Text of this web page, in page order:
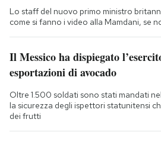
Lo staff del nuovo primo ministro
come si fanno i video alla Mamdani, se
Il Messico ha dispiegato
esportazioni di avocado
Oltre 1.500 soldati sono stati mandati
la sicurezza degli ispettori statunitensi
dei frutti